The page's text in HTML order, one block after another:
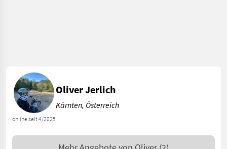
online seit 4/2025
Oliver Jerlich
Kärnten, Österreich